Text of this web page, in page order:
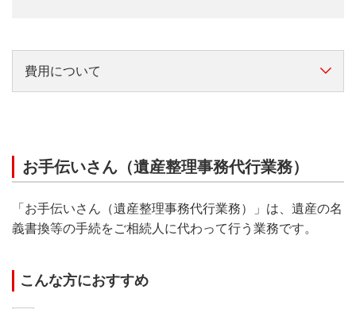
費用について
費用（消費税込）
お手伝いさん（遺産整理事務代行業務）
「お手伝いさん（遺産整理事務代行業務）」は、遺産の名
義書換等の手続をご相続人に代わって行う業務です。
こんな方におすすめ